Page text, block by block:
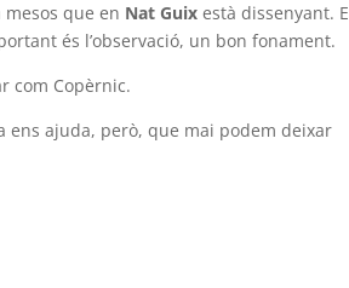
que en Nat Guixestà dissenyant.
és l’observació, un bon fonament.
com Copèrnic.
ens ajuda, però, que mai podem deixar